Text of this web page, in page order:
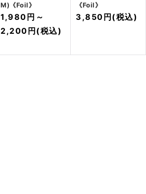
M)《Foil》
1,980円 ～
2,200円 (税込)
《Foil》
3,850円 (税込)